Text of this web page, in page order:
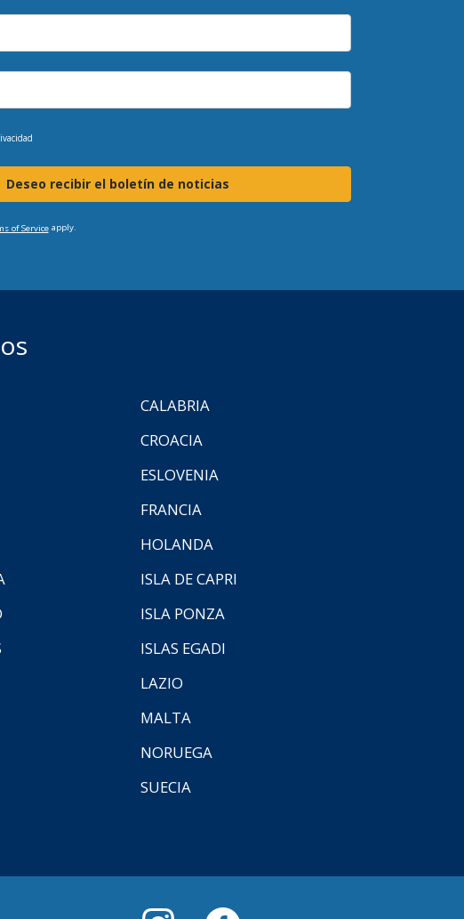
Deseo recibir el boletín de noticias
of Serviceapply.
CALABRIA
CROACIA
ESLOVENIA
FRANCIA
HOLANDA
ISLA DE CAPRI
ISLA PONZA
ISLAS EGADI
LAZIO
MALTA
NORUEGA
SUECIA